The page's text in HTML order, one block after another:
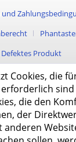
und
Defektes Produkt
Cookies, die
die den
der